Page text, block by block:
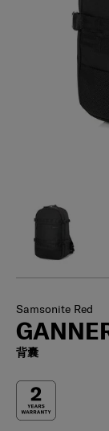
Samsonite Red
背囊